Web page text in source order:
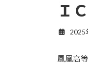
Ｉ
2025
鳳凰高